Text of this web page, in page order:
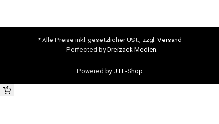
* Alle Preise inkl. gesetzlicher USt., zzgl. Versand
Perfected byDreizack Medien
Powered by JTL-Shop